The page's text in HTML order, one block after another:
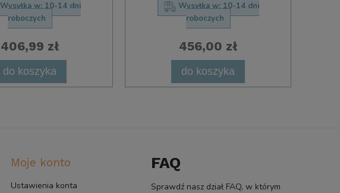
Wysyłka w: 10-14 dni
roboczych
406,99 zł
do koszyka
Wysyłka w: 10-14 dni
roboczych
456,00 zł
do koszyka
Moje konto
Ustawienia konta
FAQ
Sprawdź nasz dział FAQ, w którym